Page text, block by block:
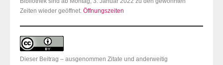
Zeiten wieder geöffnet. Öffnungszeiten
Dieser Beitrag – ausgenommen Zitate und anderweitig